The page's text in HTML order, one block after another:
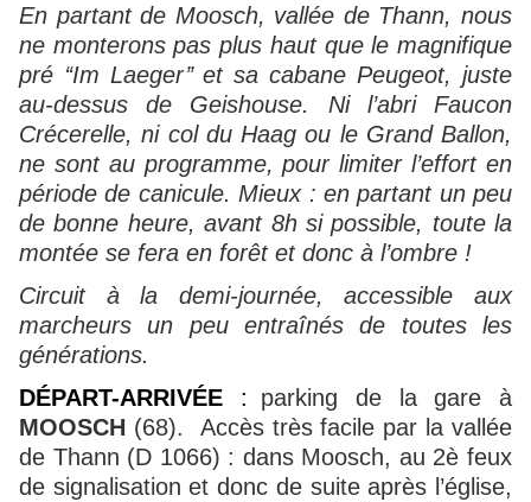
En partant de Moosch, vallée de Thann, nous
ne monterons pas plus haut que le magnifique
pré ‘‘Im Laeger’’ et sa cabane Peugeot, juste
au-dessus de Geishouse. Ni l’abri Faucon
Crécerelle, ni col du Haag ou le Grand Ballon,
ne sont au programme, pour limiter l’effort en
période de canicule. Mieux : en partant un peu
de bonne heure, avant 8h si possible, toute la
montée se fera en forêt et donc à l’ombre !
Circuit à la demi-journée, accessible aux
marcheurs un peu entraînés de toutes les
générations.
DÉPART-ARRIVÉE :
parking de la gare à
MOOSCH (68). Accès très facile par la vallée
de Thann (D 1066) : dans Moosch, au 2è feux
de signalisation et donc de suite après l’église,